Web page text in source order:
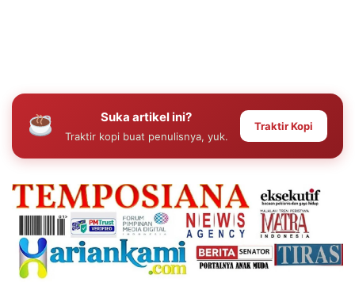
Suka artikel ini?
Traktir kopi buat penulisnya, yuk.
Traktir Kopi